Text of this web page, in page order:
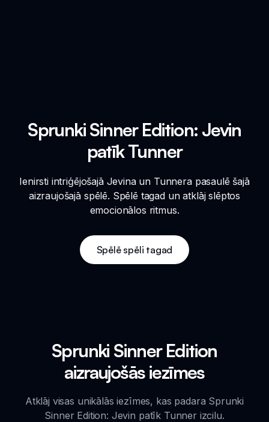
Sprunki Sinner Edition: Jevin
patīk Tunner
Ienirsti intriģējošajā Jevina un Tunnera pasaulē šajā
aizraujošajā spēlē. Spēlē tagad un atklāj slēptos
emocionālos ritmus.
Spēlē spēli tagad
Sprunki Sinner Edition
aizraujošās iezīmes
Atklāj visas unikālās iezīmes, kas padara Sprunki
Sinner Edition: Jevin patīk Tunner izcilu.